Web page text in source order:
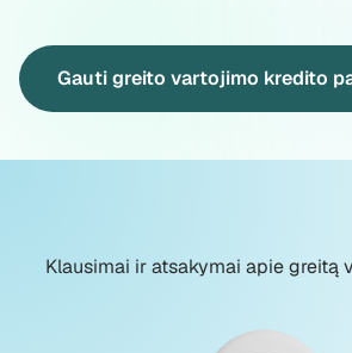
Gauti greito vartojimo kredito
Klausimai ir atsakymai apie greitą